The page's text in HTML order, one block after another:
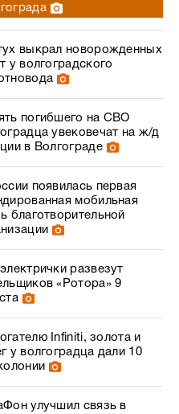
выкрал новорожденных
у волгоградского
погибшего на СВО
увековечат на ж/д
в Волгограде
появилась первая
мобильная
благотворительной
развезут
«Ротора» 9
Infiniti, золота и
у волгоградца дали 10
улучшил связь в